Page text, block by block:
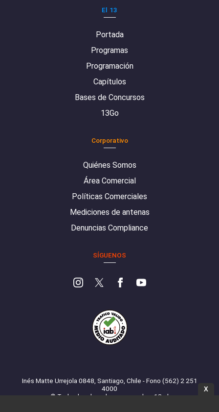
El 13
Portada
Programas
Programación
Capítulos
Bases de Concursos
13Go
Corporativo
Quiénes Somos
Área Comercial
Políticas Comerciales
Mediciones de antenas
Denuncias Compliance
SÍGUENOS
Inés Matte Urrejola 0848, Santiago, Chile - Fono (562) 2 251
4000
© Todos los derechos reservados. 13.cl
X